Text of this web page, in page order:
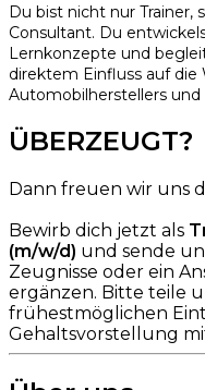
Du bist nicht nur Trainer,
Consultant. Du
Lernkonzepte und
direktem Einfluss auf
Automobilherstellers
ÜBERZEUGT?
Dann freuen wir uns
Bewirb dich jetzt als
(m/w/d) und sende
Zeugnisse oder ein
ergänzen. Bitte teile
frühestmöglichen
Gehaltsvorstellung